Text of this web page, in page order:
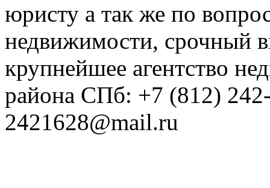
юристу а так же по
недвижимости, срочный
крупнейшее агентство
района СПб: +7 (812)
2421628@mail.ru